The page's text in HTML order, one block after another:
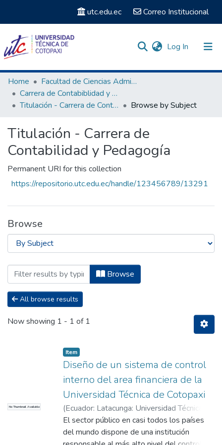
utc.edu.ec Correo Institucional
Log In (current)
Communities & Collections
Search
Home
Facultad de Ciencias Administrativas y Humanísticas
Carrera de Contabiblidad y Pedagogía
Titulación - Carrera de Contabilidad y Pedagogía
Browse by Subject
Titulación - Carrera de
Contabilidad y Pedagogía
Permanent URI for this collection
https://repositorio.utc.edu.ec/handle/123456789/13291
Browse
Browsing Titulación - Carrera de
Browse
All browse results
Now showing 1 - 1 of 1
No Thumbnail Available
Item
Diseño de un sistema de control
interno del area financiera de la
Universidad Técnica de Cotopaxi
(Ecuador: Latacunga: Universidad Técnica de
Cotopaxi; (UTC), 1996-08)Cajas Heredia,
Sandra de las Mercedes;Jácome Ruíz, Ana
El sector público en casi todos los países
del mundo dispone de una institución